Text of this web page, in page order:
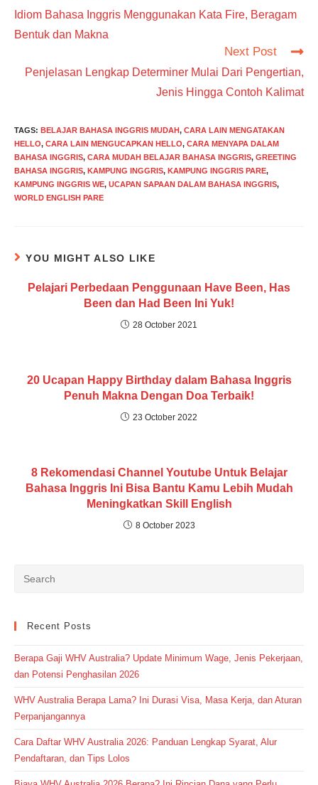
articles
Idiom Bahasa Inggris Menggunakan Kata Fire, Beragam
Bentuk dan Makna
Next Post
Penjelasan Lengkap Determiner Mulai Dari Pengertian,
Jenis Hingga Contoh Kalimat
TAGS: BELAJAR BAHASA INGGRIS MUDAH, CARA LAIN MENGATAKAN
HELLO, CARA LAIN MENGUCAPKAN HELLO, CARA MENYAPA DALAM
BAHASA INGGRIS, CARA MUDAH BELAJAR BAHASA INGGRIS, GREETING
BAHASA INGGRIS, KAMPUNG INGGRIS, KAMPUNG INGGRIS PARE,
KAMPUNG INGGRIS WE, UCAPAN SAPAAN DALAM BAHASA INGGRIS,
WORLD ENGLISH PARE
YOU MIGHT ALSO LIKE
Pelajari Perbedaan Penggunaan Have Been, Has
Been dan Had Been Ini Yuk!
28 October 2021
20 Ucapan Happy Birthday dalam Bahasa Inggris
Penuh Makna Dengan Doa Terbaik!
23 October 2022
8 Rekomendasi Channel Youtube Untuk Belajar
Bahasa Inggris Ini Bisa Bantu Kamu Lebih Mudah
Meningkatkan Skill English
8 October 2023
Recent Posts
Berapa Gaji WHV Australia? Update Minimum Wage, Jenis Pekerjaan,
dan Potensi Penghasilan 2026
WHV Australia Berapa Lama? Ini Durasi Visa, Masa Kerja, dan Aturan
Perpanjangannya
Cara Daftar WHV Australia 2026: Panduan Lengkap Syarat, Alur
Pendaftaran, dan Tips Lolos